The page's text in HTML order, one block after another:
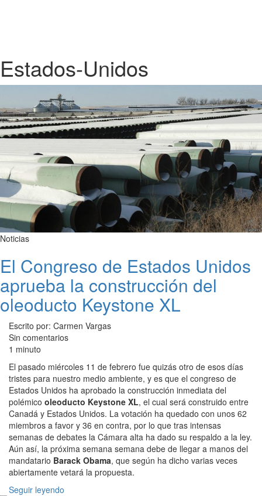
Estados-Unidos
Noticias
El Congreso de Estados Unidos
aprueba la construcción del
oleoducto Keystone XL
Escrito por: Carmen Vargas
Sin comentarios
1 minuto
El pasado miércoles 11 de febrero fue quizás otro de esos días
tristes para nuestro medio ambiente, y es que el congreso de
Estados Unidos ha aprobado la construcción inmediata del
polémico oleoducto Keystone XL, el cual será construido entre
Canadá y Estados Unidos. La votación ha quedado con unos 62
miembros a favor y 36 en contra, por lo que tras intensas
semanas de debates la Cámara alta ha dado su respaldo a la ley.
Aún así, la próxima semana semana debe de llegar a manos del
mandatario Barack Obama, que según ha dicho varias veces
abiertamente vetará la propuesta.
Seguir leyendo